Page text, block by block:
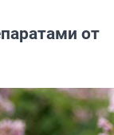
от